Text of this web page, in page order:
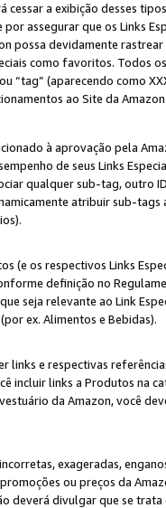
a exibição desses
assegurar que os Links
possa devidamente
como favoritos. Todos
“tag” (aparecendo como
ao Site da
à aprovação pela
de seus Links
qualquer sub-tag,
atribuir sub-
(e os respectivos Links
definição no
seja relevante ao Link
ex. Alimentos e Bebidas).
links e respectivas
incluir links a Produtos na
da Amazon, você
exageradas,
ou preços da
deverá divulgar que se